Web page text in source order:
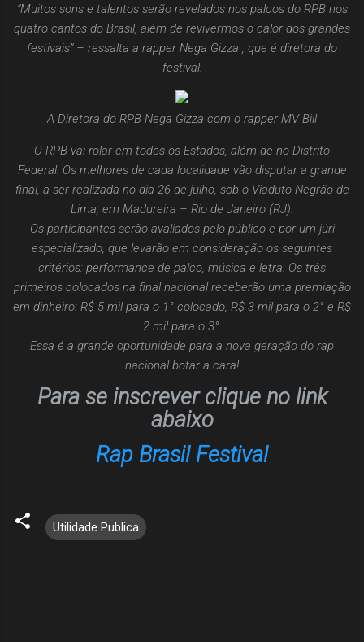
“Muitos sons e talentos serão revelados nos palcos do RPB nos
quatro cantos do Brasil, além de revivermos o calor dos grandes
festivais” – ressalta a rapperNega Gizza , que é diretora do
festival.
A Diretora do RPB Nega Gizza com o rapper MV Bill
O RPB vai rolar em todos os Estados, além de no Distrito
Federal. Os melhores de cada localidade vão disputar a grande
final, a ser realizada no dia 26 de julho, sob o Viaduto Negrão de
Lima, em Madureira – Rio de Janeiro (RJ).
Os participantes serão avaliados pelo público e por um júri
especializado, que levarão em consideração os seguintes
critérios: performance de palco, música e letra. Os três
primeiros colocados na final nacional receberão uma premiação
em dinheiro: R$ 5 mil para o 1° colocado, R$ 3 mil para o 2° e R$
2 mil para o 3°.
Essa é a grande oportunidade para a nova geração do rap
nacional botar a cara!
Para se inscrever clique no link
abaixo
Rap Brasil Festival
Utilidade Publica